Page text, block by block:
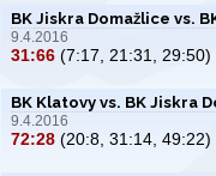
BK Jiskra Domažlice vs.
9.4.2016
31:66 (7:17, 21:31, 29:50)
BK Klatovy vs. BK Jiskra
9.4.2016
72:28 (20:8, 31:14, 49:22)